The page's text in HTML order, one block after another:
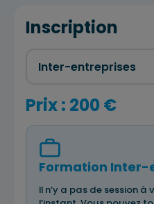
Inscription
Prix : 200 €
Formation Inter-
Il n’y a pas de session